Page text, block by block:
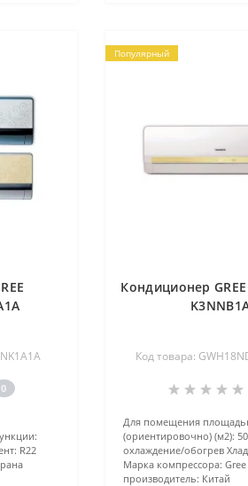
0
R22
Популярный
Кондиционер
Код товара:
Для помещения
(ориентировочно) (м2): 50
охлаждение/обогрев
Марка компрессора: Gree
производитель: Китай